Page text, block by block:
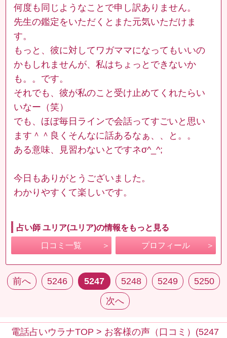
何度も同じようなことで申し訳ありません。
先生の鑑定をいただくとまた元気いただけま
す。
もっと、彼に対してワガママになってもいいの
かもしれませんが、私はちょっとできないか
も。。です。
それでも、彼が私のこと受け止めてくれたらい
いなー（笑）
でも、ほぼ毎日ラインで会話ってすごいと思い
ます＾＾良くそんなに話あるなぁ、、と。。
ある意味、見習わないとですネσ^_^;
今日もありがとうございました。
わかりやすくて楽しいです。
占い師 ユリア(ユリア)の情報をもっと見る
口コミ一覧 プロフィール
前へ 5246 5247 5248 5249
5250
次へ
電話占いウラナTOP > お客様の声（口コミ）(5247